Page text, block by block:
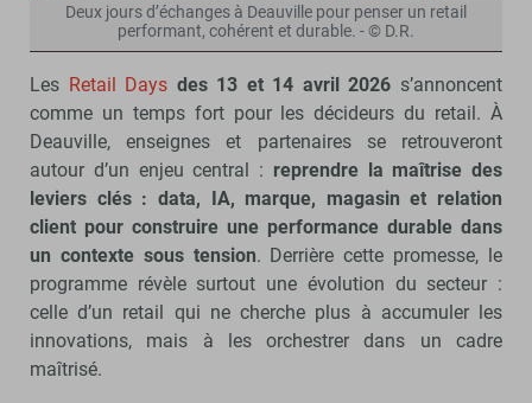
Deux jours d’échanges à Deauville pour penser un retail
performant, cohérent et durable. - © D.R.
Les Retail Days des 13 et 14 avril 2026 s’annoncent
comme un temps fort pour les décideurs du retail. À
Deauville, enseignes et partenaires se retrouveront
autour d’un enjeu central : reprendre la maîtrise des
leviers clés : data, IA, marque, magasin et relation
client pour construire une performance durable dans
un contexte sous tension. Derrière cette promesse, le
programme révèle surtout une évolution du secteur :
celle d’un retail qui ne cherche plus à accumuler les
innovations, mais à les orchestrer dans un cadre
maîtrisé.